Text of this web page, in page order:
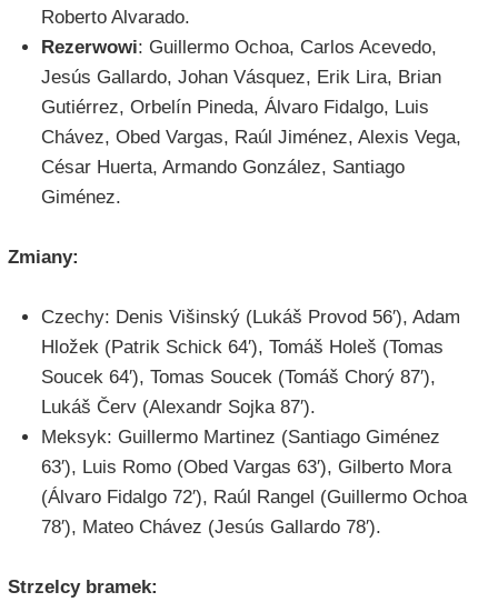
Roberto Alvarado.
Rezerwowi: Guillermo Ochoa, Carlos Acevedo,
Jesús Gallardo, Johan Vásquez, Erik Lira, Brian
Gutiérrez, Orbelín Pineda, Álvaro Fidalgo, Luis
Chávez, Obed Vargas, Raúl Jiménez, Alexis Vega,
César Huerta, Armando González, Santiago
Giménez.
Zmiany:
Czechy: Denis Višinský (Lukáš Provod 56′), Adam
Hložek (Patrik Schick 64′), Tomáš Holeš (Tomas
Soucek 64′), Tomas Soucek (Tomáš Chorý 87′),
Lukáš Červ (Alexandr Sojka 87′).
Meksyk: Guillermo Martinez (Santiago Giménez
63′), Luis Romo (Obed Vargas 63′), Gilberto Mora
(Álvaro Fidalgo 72′), Raúl Rangel (Guillermo Ochoa
78′), Mateo Chávez (Jesús Gallardo 78′).
Strzelcy bramek: